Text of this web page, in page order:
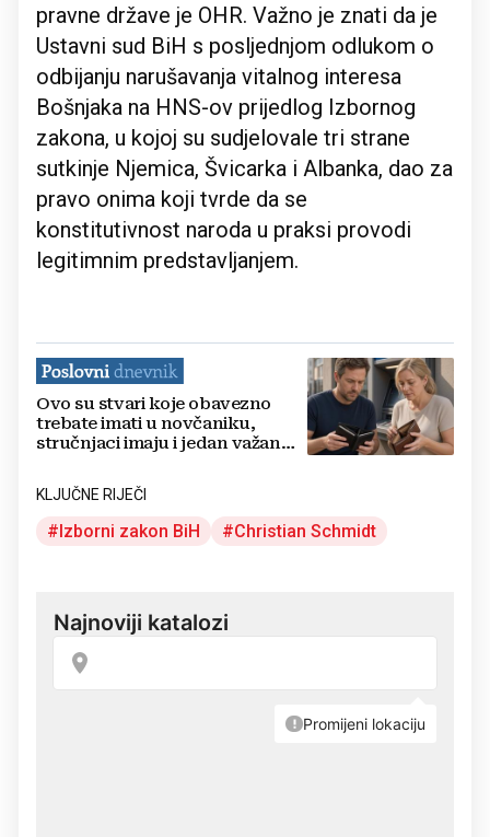
pravne države je OHR. Važno je znati da je
Ustavni sud BiH s posljednjom odlukom o
odbijanju narušavanja vitalnog interesa
Bošnjaka na HNS-ov prijedlog Izbornog
zakona, u kojoj su sudjelovale tri strane
sutkinje Njemica, Švicarka i Albanka, dao za
pravo onima koji tvrde da se
konstitutivnost naroda u praksi provodi
legitimnim predstavljanjem.
Ovo su stvari koje obavezno
trebate imati u novčaniku,
stručnjaci imaju i jedan važan
KLJUČNE RIJEČI
Izborni zakon BiH Christian Schmidt